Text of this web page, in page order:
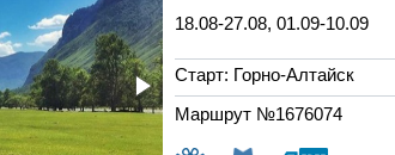
18.08-27.08, 01.09-10.09
Старт: Горно-Алтайск
Маршрут №1676074